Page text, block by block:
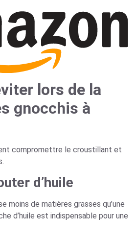
lors de la
gnocchis à
compromettre le croustillant et
d’huile
moins de matières grasses qu’une
d’huile est indispensable pour une